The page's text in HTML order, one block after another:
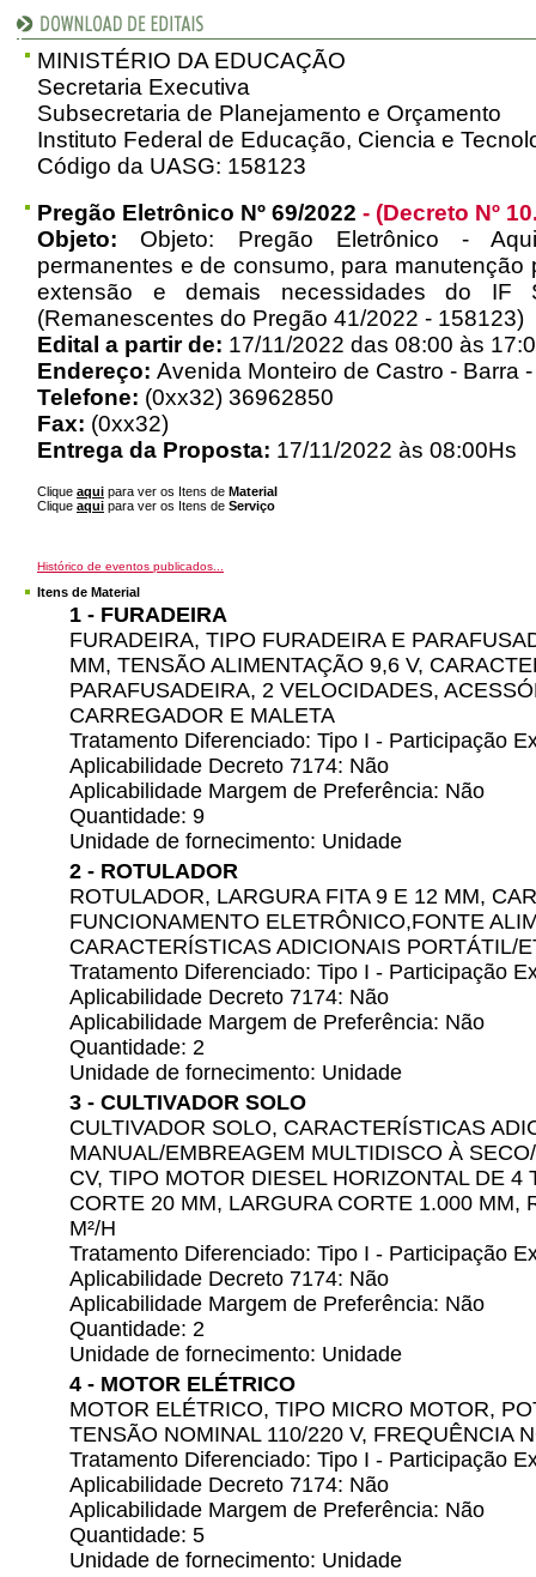
MINISTÉRIO DA EDUCAÇÃO
Secretaria Executiva
Subsecretaria de Planejamento e Orçamento
Instituto Federal de Educação, Ciencia e
Código da UASG: 158123
Pregão Eletrônico Nº 69/2022 - (Decreto Nº
Objeto: Objeto: Pregão Eletrônico -
permanentes e de consumo, para
extensão e demais necessidades do IF
(Remanescentes do Pregão 41/2022 - 158123)
Edital a partir de: 17/11/2022 das 08:00 às
Endereço: Avenida Monteiro de Castro - Barra
Telefone: (0xx32) 36962850
Fax: (0xx32)
Entrega da Proposta: 17/11/2022 às 08:00Hs
Clique aqui para ver os Itens de Material
Clique aqui para ver os Itens de Serviço
Histórico de eventos publicados...
Itens de Material
1 - FURADEIRA
FURADEIRA, TIPO FURADEIRA E
MM, TENSÃO ALIMENTAÇÃO 9,6 V,
PARAFUSADEIRA, 2 VELOCIDADES,
CARREGADOR E MALETA
Tratamento Diferenciado: Tipo I - Participação
Aplicabilidade Decreto 7174: Não
Aplicabilidade Margem de Preferência: Não
Quantidade: 9
Unidade de fornecimento: Unidade
2 - ROTULADOR
ROTULADOR, LARGURA FITA 9 E 12 MM,
FUNCIONAMENTO ELETRÔNICO,FONTE
CARACTERÍSTICAS ADICIONAIS PORTÁTIL/
Tratamento Diferenciado: Tipo I - Participação
Aplicabilidade Decreto 7174: Não
Aplicabilidade Margem de Preferência: Não
Quantidade: 2
Unidade de fornecimento: Unidade
3 - CULTIVADOR SOLO
CULTIVADOR SOLO, CARACTERÍSTICAS
MANUAL/EMBREAGEM MULTIDISCO À
CV, TIPO MOTOR DIESEL HORIZONTAL DE
CORTE 20 MM, LARGURA CORTE 1.000 MM,
M²/H
Tratamento Diferenciado: Tipo I - Participação
Aplicabilidade Decreto 7174: Não
Aplicabilidade Margem de Preferência: Não
Quantidade: 2
Unidade de fornecimento: Unidade
4 - MOTOR ELÉTRICO
MOTOR ELÉTRICO, TIPO MICRO MOTOR,
TENSÃO NOMINAL 110/220 V, FREQUÊNCIA
Tratamento Diferenciado: Tipo I - Participação
Aplicabilidade Decreto 7174: Não
Aplicabilidade Margem de Preferência: Não
Quantidade: 5
Unidade de fornecimento: Unidade